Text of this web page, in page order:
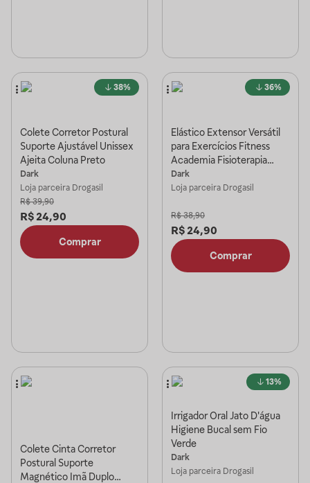
38%
Colete Corretor Postural
Suporte Ajustável Unissex
Ajeita Coluna Preto
Dark
Loja parceira Drogasil
R$ 39,90
R$ 24,90
Comprar
36%
Elástico Extensor Versátil
para Exercícios Fitness
Academia Fisioterapia
Amarelo
Dark
Loja parceira Drogasil
R$ 38,90
R$ 24,90
Comprar
Colete Cinta Corretor
Postural Suporte
Magnético Imã Duplo
13%
Irrigador Oral Jato D'água
Higiene Bucal sem Fio
Verde
Dark
Loja parceira Drogasil